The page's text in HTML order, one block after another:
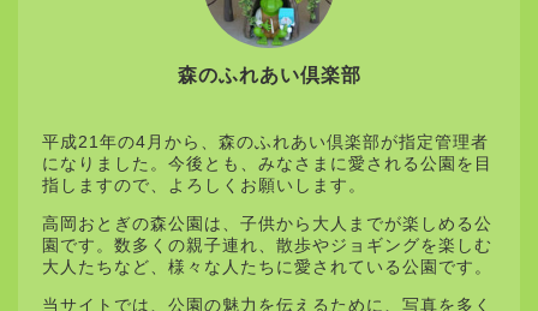
森のふれあい倶楽部
平成21年の4月から、森のふれあい倶楽部が指定管理者
になりました。今後とも、みなさまに愛される公園を目
指しますので、よろしくお願いします。
高岡おとぎの森公園は、子供から大人までが楽しめる公
園です。数多くの親子連れ、散歩やジョギングを楽しむ
大人たちなど、様々な人たちに愛されている公園です。
当サイトでは、公園の魅力を伝えるために、写真を多く